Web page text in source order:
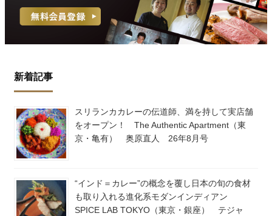
新着記事
スリランカカレーの伝道師、満を持して実店舗
をオープン！ The Authentic Apartment（東
京・亀有） 奥原直人 26年8月号
“インド＝カレー”の概念を覆し日本の旬の食材
も取り入れる進化系モダンインディアン
SPICE LAB TOKYO（東京・銀座） テジャ